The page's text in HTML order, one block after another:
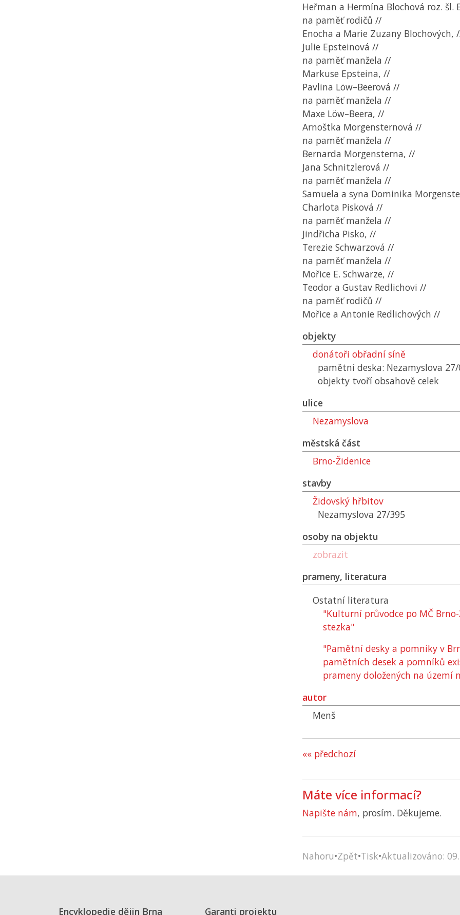
Heřman a Hermína Blochová roz. šl.
na paměť rodičů //
Enocha a Marie Zuzany Blochových,
Julie Epsteinová //
na paměť manžela //
Markuse Epsteina, //
Pavlina Löw–Beerová //
na paměť manžela //
Maxe Löw–Beera, //
Arnoštka Morgensternová //
na paměť manžela //
Bernarda Morgensterna, //
Jana Schnitzlerová //
na paměť manžela //
Samuela a syna Dominika
Charlota Pisková //
na paměť manžela //
Jindřicha Pisko, //
Terezie Schwarzová //
na paměť manžela //
Mořice E. Schwarze, //
Teodor a Gustav Redlichovi //
na paměť rodičů //
Mořice a Antonie Redlichových //
objekty
donátoři obřadní síně
pamětní deska: Nezamyslova
objekty tvoří obsahově celek
ulice
Nezamyslova
městská část
Brno-Židenice
stavby
Židovský hřbitov
Nezamyslova 27/395
osoby na objektu
zobrazit
prameny, literatura
Ostatní literatura
"Kulturní průvodce po MČ
stezka"
"Pamětní desky a pomníky v
pamětních desek a pomníků
prameny doložených na území
autor
Menš
«« předchozí
Máte více informací?
Napište nám, prosím. Děkujeme.
Nahoru•Zpět•Tisk•Aktualizováno:
Encyklopedie dějin Brna Garanti projektu